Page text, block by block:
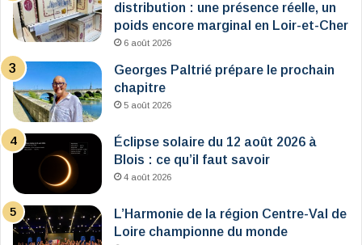
distribution : une présence réelle, un
poids encore marginal en Loir-et-Cher
6 août 2026
Georges Paltrié prépare le prochain
chapitre
5 août 2026
Éclipse solaire du 12 août 2026 à
Blois : ce qu’il faut savoir
4 août 2026
L’Harmonie de la région Centre-Val de
Loire championne du monde